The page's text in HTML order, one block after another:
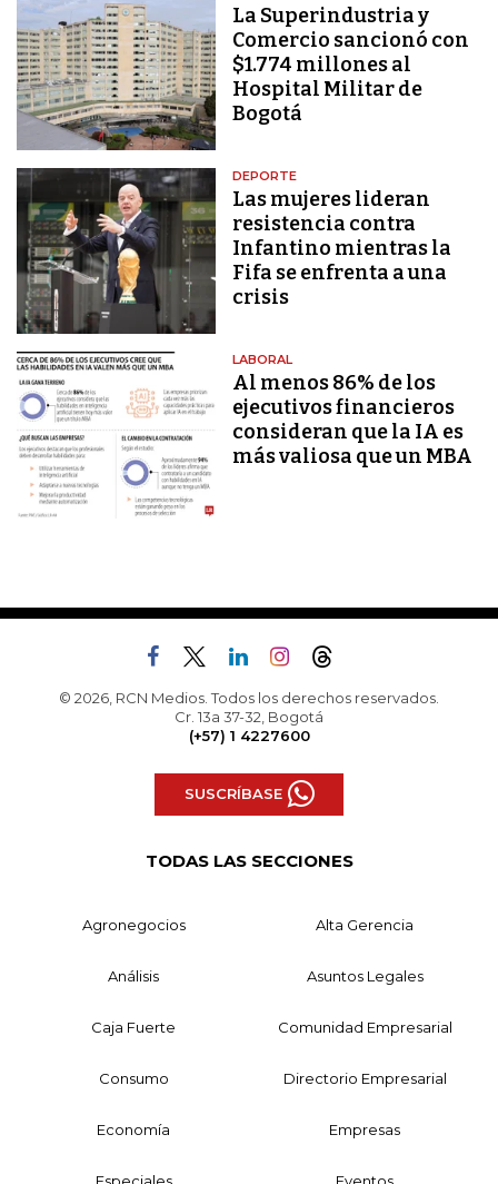
La Superindustria y
Comercio sancionó con
$1.774 millones al
Hospital Militar de
Bogotá
DEPORTE
Las mujeres lideran
resistencia contra
Infantino mientras la
Fifa se enfrenta a una
crisis
LABORAL
Al menos 86% de los
ejecutivos financieros
consideran que la IA es
más valiosa que un MBA
© 2026, RCN Medios. Todos los derechos reservados.
Cr. 13a 37-32, Bogotá
(+57) 1 4227600
SUSCRÍBASE
TODAS LAS SECCIONES
Agronegocios Alta Gerencia
Análisis Asuntos Legales
Caja Fuerte Comunidad Empresarial
Consumo Directorio Empresarial
Economía Empresas
Especiales Eventos